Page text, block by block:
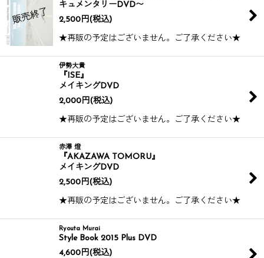
キュメンタリーDVD〜
2,500 円(税込)
★再販の予定はございません。ご了承ください★
伊勢大貴
『ISE』
メイキングDVD
2,000 円(税込)
★再販の予定はございません。ご了承ください★
赤澤 燈
『AKAZAWA TOMORU』
メイキングDVD
2,500 円(税込)
★再販の予定はございません。ご了承ください★
Ryouta Murai
Style Book 2015 Plus DVD
4,600 円(税込)